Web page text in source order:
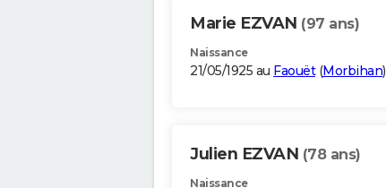
Marie EZVAN (97 ans)
Naissance
21/05/1925 au Faouët(Morbihan)
Julien EZVAN (78 ans)
Naissance